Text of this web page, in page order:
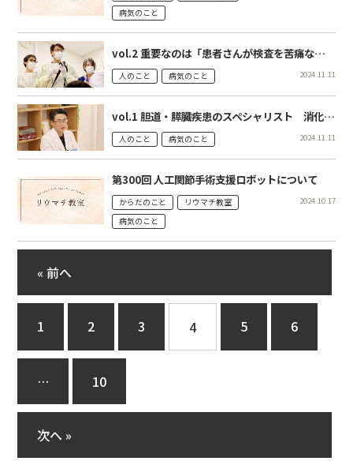
病気のこと
vol.2 重要なのは「患者さんが検査を苦痛なく受けていただくこと」 消化器内科医師 加藤 博也
人のこと 病気のこと 2024.11.11
vol.1 胆道・膵臓疾患のスペシャリスト 消化器内科医師 加藤 博也
人のこと 病気のこと 2024.11.11
第300回 人工関節手術支援ロボットについて
からだのこと
リウマチ教室
病気のこと
2024.10.17
« 前へ
1 2 3 4 5 6
… 10
次へ »